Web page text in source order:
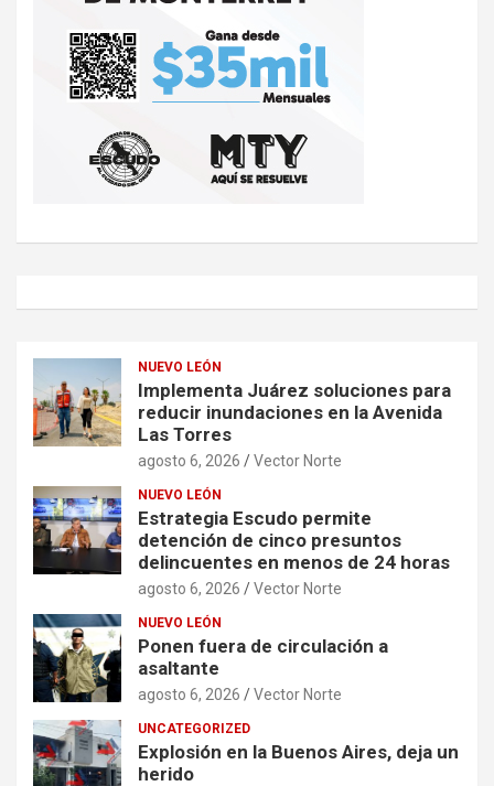
NUEVO LEÓN
Implementa Juárez soluciones para
reducir inundaciones en la Avenida
Las Torres
agosto 6, 2026 Vector Norte
NUEVO LEÓN
Estrategia Escudo permite
detención de cinco presuntos
delincuentes en menos de 24 horas
agosto 6, 2026 Vector Norte
NUEVO LEÓN
Ponen fuera de circulación a
asaltante
agosto 6, 2026 Vector Norte
UNCATEGORIZED
Explosión en la Buenos Aires, deja un
herido